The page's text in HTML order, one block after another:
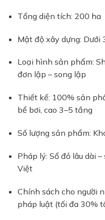
Tổng diện tích: 200 ha
Mật độ xây dựng: Dưới
Loại hình sản phẩm:
đơn lập – song lập
Thiết kế: 100% sản
bể bơi, cao 3–5 tầng
Số lượng sản phẩm:
Pháp lý: Sổ đỏ lâu dài
Việt
Chính sách cho người
pháp luật (tối đa 30%